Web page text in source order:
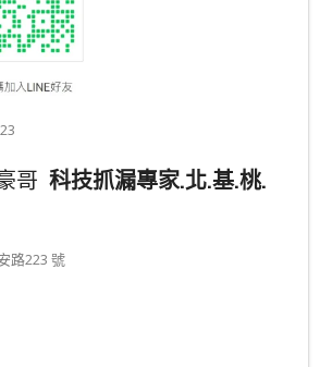
哥 科技抓漏專家.北.基.桃.
路223 號